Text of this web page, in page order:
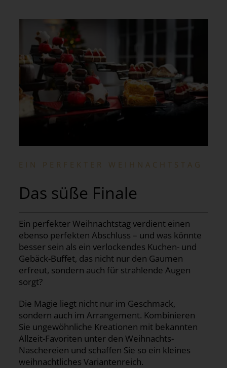
EIN PERFEKTER WEIHNACHTSTAG
Das süße Finale
Ein perfekter Weihnachtstag verdient einen
ebenso perfekten Abschluss – und was könnte
besser sein als ein verlockendes Kuchen- und
Gebäck-Buffet, das nicht nur den Gaumen
erfreut, sondern auch für strahlende Augen
sorgt?
Die Magie liegt nicht nur im Geschmack,
sondern auch im Arrangement. Kombinieren
Sie ungewöhnliche Kreationen mit bekannten
Allzeit-Favoriten unter den Weihnachts-
Naschereien und schaffen Sie so ein kleines
weihnachtliches Variantenreich.